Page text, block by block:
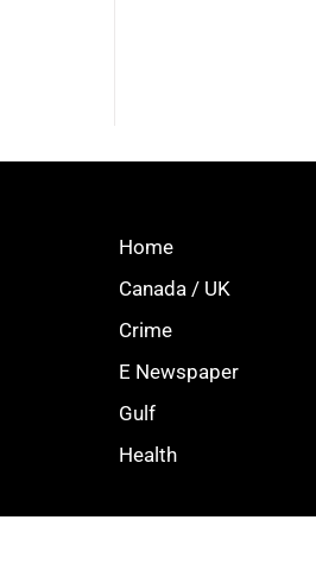
Home
Canada / UK
Crime
E Newspaper
Gulf
Health